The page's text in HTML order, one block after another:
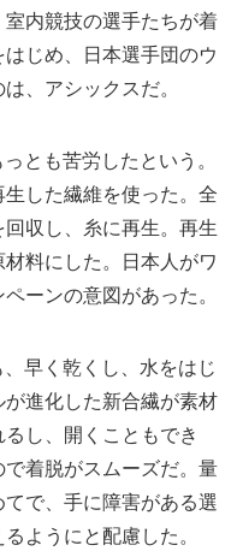
内競技の選手たちが着
じめ、日本選手団のウ
、アシックスだ。
とも苦労したという。
した繊維を使った。全
収し、糸に再生。再生
料にした。日本人がワ
ーンの意図があった。
早く乾くし、水をはじ
進化した新合繊が素材
し、開くこともでき
着脱がスムーズだ。量
で、手に障害がある選
ようにと配慮した。